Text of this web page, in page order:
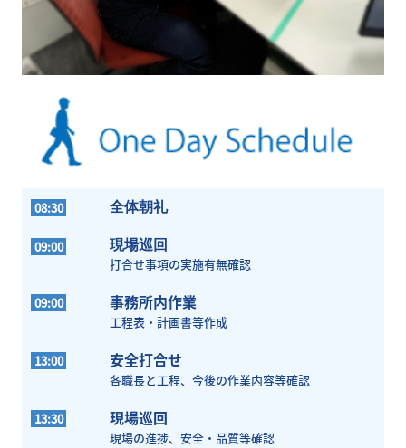
08:30 全体朝礼
09:00 現場巡回
打合せ事項の実施有無確認
09:00 事務所内作業
工程表・計画書等作成
13:00 安全打合せ
各職長と工程、今後の作業内容等確認
13:30 現場巡回
現場の進捗、安全・品質等確認